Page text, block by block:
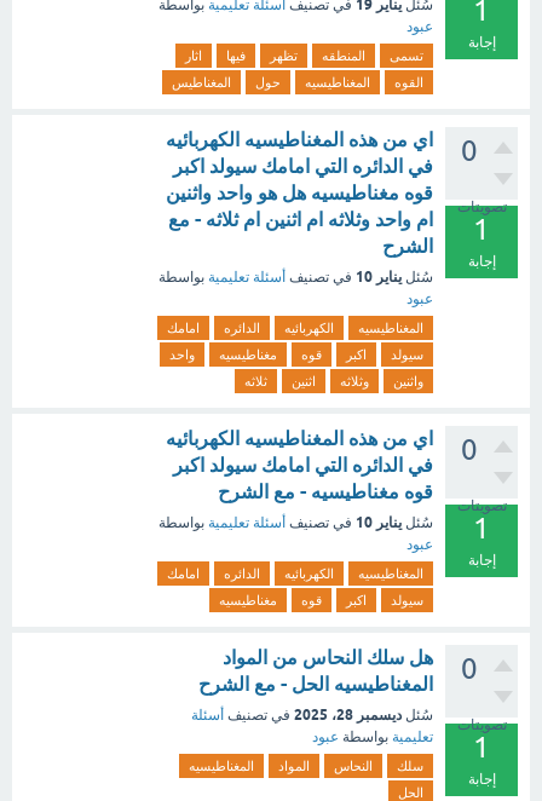
1
إجابة
سُئل يناير 19 في تصنيف أسئلة تعليمية بواسطة
عبود
تسمى المنطقه تظهر فيها
اثار
القوه
المغناطيسيه حول المغناطيس
0
تصويتات
1
إجابة
اي من هذه المغناطيسيه الكهربائيه
في الدائره التي امامك سيولد اكبر
قوه مغناطيسيه هل هو واحد واثنين
ام واحد وثلاثه ام اثنين ام ثلاثه - مع
الشرح
سُئل يناير 10 في تصنيف أسئلة تعليمية بواسطة
عبود
المغناطيسيه الكهربائيه الدائره
امامك
سيولد
اكبر قوه مغناطيسيه
واحد
واثنين
وثلاثه اثنين ثلاثه
0
تصويتات
1
إجابة
اي من هذه المغناطيسيه الكهربائيه
في الدائره التي امامك سيولد اكبر
قوه مغناطيسيه - مع الشرح
سُئل يناير 10 في تصنيف أسئلة تعليمية بواسطة
عبود
المغناطيسيه الكهربائيه الدائره
امامك
سيولد
اكبر قوه مغناطيسيه
0
تصويتات
1
إجابة
هل سلك النحاس من المواد
المغناطيسيه الحل - مع الشرح
سُئل ديسمبر 28، 2025 في تصنيف أسئلة
تعليمية بواسطة عبود
سلك النحاس المواد
المغناطيسيه
الحل